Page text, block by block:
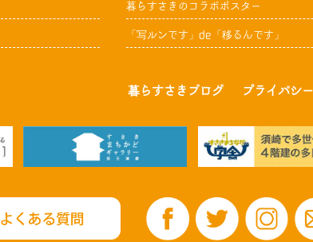
暮らすさきのコラボポスター
「写ルンです」de「移るんです」
暮らすさきブログ プライバシ